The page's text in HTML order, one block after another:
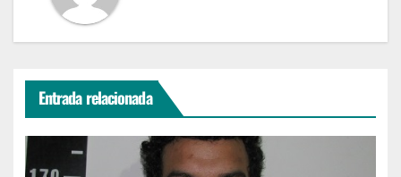
Entrada relacionada